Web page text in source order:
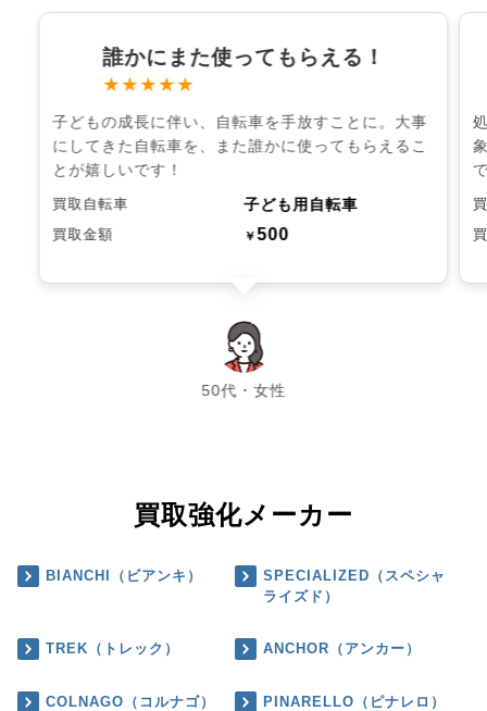
誰かにまた使ってもらえる！
★★★★★
子どもの成長に伴い、自転車を手放すことに。大事
にしてきた自転車を、また誰かに使ってもらえるこ
とが嬉しいです！
買取自転車 子ども用自転車
買取金額 ￥500
50代・女性
chevron_left chevron_right
買取強化メーカー
BIANCHI（ビアンキ）
SPECIALIZED（スペシャ
ライズド）
TREK（トレック） ANCHOR（アンカー）
COLNAGO（コルナゴ） PINARELLO（ピナレロ）